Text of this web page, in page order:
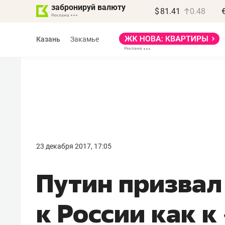
забронируй валюту $ 81.41 0.48
Казань Закамье
23 декабря 2017, 17:05
Путин
к России как
правил, бизнес может
потерять минимум